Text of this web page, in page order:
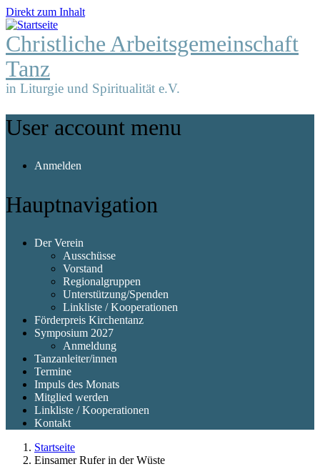
Direkt zum Inhalt
Christliche Arbeitsgemeinschaft
Tanz
in Liturgie und Spiritualität e.V.
User account menu
Anmelden
Hauptnavigation
Der Verein
Ausschüsse
Vorstand
Regionalgruppen
Unterstützung/Spenden
Linkliste / Kooperationen
Förderpreis Kirchentanz
Symposium 2027
Anmeldung
Tanzanleiter/innen
Termine
Impuls des Monats
Mitglied werden
Linkliste / Kooperationen
Kontakt
Startseite
Einsamer Rufer in der Wüste